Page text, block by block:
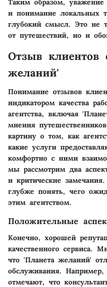
Таким образом,
и понимание локальных
глубокий смысл. Это не
от путешествий, но и
Отзыв клиентов
желаний'
Понимание отзывов
индикатором качества
агентства, включая
мнения
картину о том, как
какие услуги
комфортно с ними
мы рассмотрим два
и критические
глубже понять, чего
этим агентством.
Положительные
Конечно, хорошей
качественного сервиса.
что 'Планета желаний'
обслуживания. Например,
отмечают, что